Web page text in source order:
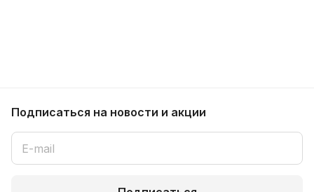
Подписаться на новости и акции